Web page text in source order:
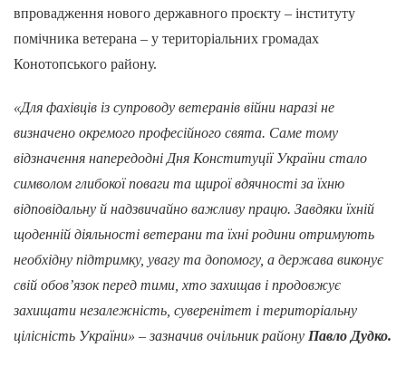
впровадження нового державного проєкту – інституту
помічника ветерана – у територіальних громадах
Конотопського району.
«Для фахівців із супроводу ветеранів війни наразі не
визначено окремого професійного свята. Саме тому
відзначення напередодні Дня Конституції України стало
символом глибокої поваги та щирої вдячності за їхню
відповідальну й надзвичайно важливу працю. Завдяки їхній
щоденній діяльності ветерани та їхні родини отримують
необхідну підтримку, увагу та допомогу, а держава виконує
свій обов’язок перед тими, хто захищав і продовжує
захищати незалежність, суверенітет і територіальну
цілісність України» – зазначив очільник району Павло Дудко.